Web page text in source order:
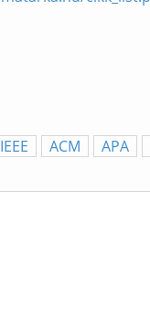
IEEE ACM APA